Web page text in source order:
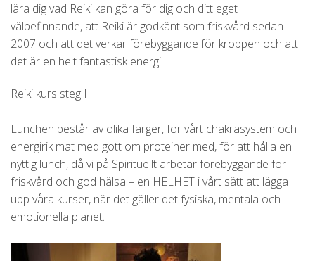
lära dig vad Reiki kan göra för dig och ditt eget
välbefinnande, att Reiki är godkänt som friskvård sedan
2007 och att det verkar förebyggande för kroppen och att
det är en helt fantastisk energi.
Reiki kurs steg II
Lunchen består av olika färger, för vårt chakrasystem och
energirik mat med gott om proteiner med, för att hålla en
nyttig lunch, då vi på Spirituellt arbetar förebyggande för
friskvård och god hälsa – en HELHET i vårt sätt att lägga
upp våra kurser, när det gäller det fysiska, mentala och
emotionella planet.